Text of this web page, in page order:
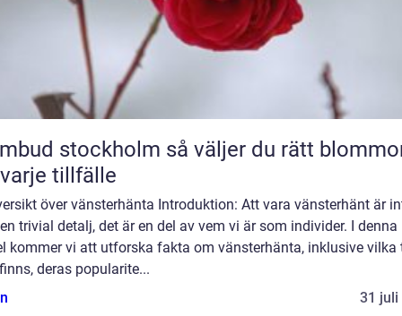
stockholm så väljer du rätt blommor
tillfälle
över vänsterhänta Introduktion: Att vara vänsterhänt är
trivial detalj, det är en del av vem vi är som individer. I denna
kommer vi att utforska fakta om vänsterhänta, inklusive vilka
deras popularite...
31 juli